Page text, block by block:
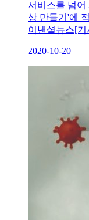
서비스를 넘어
상 만들기'에
이낸셜뉴스[
2020-10-20